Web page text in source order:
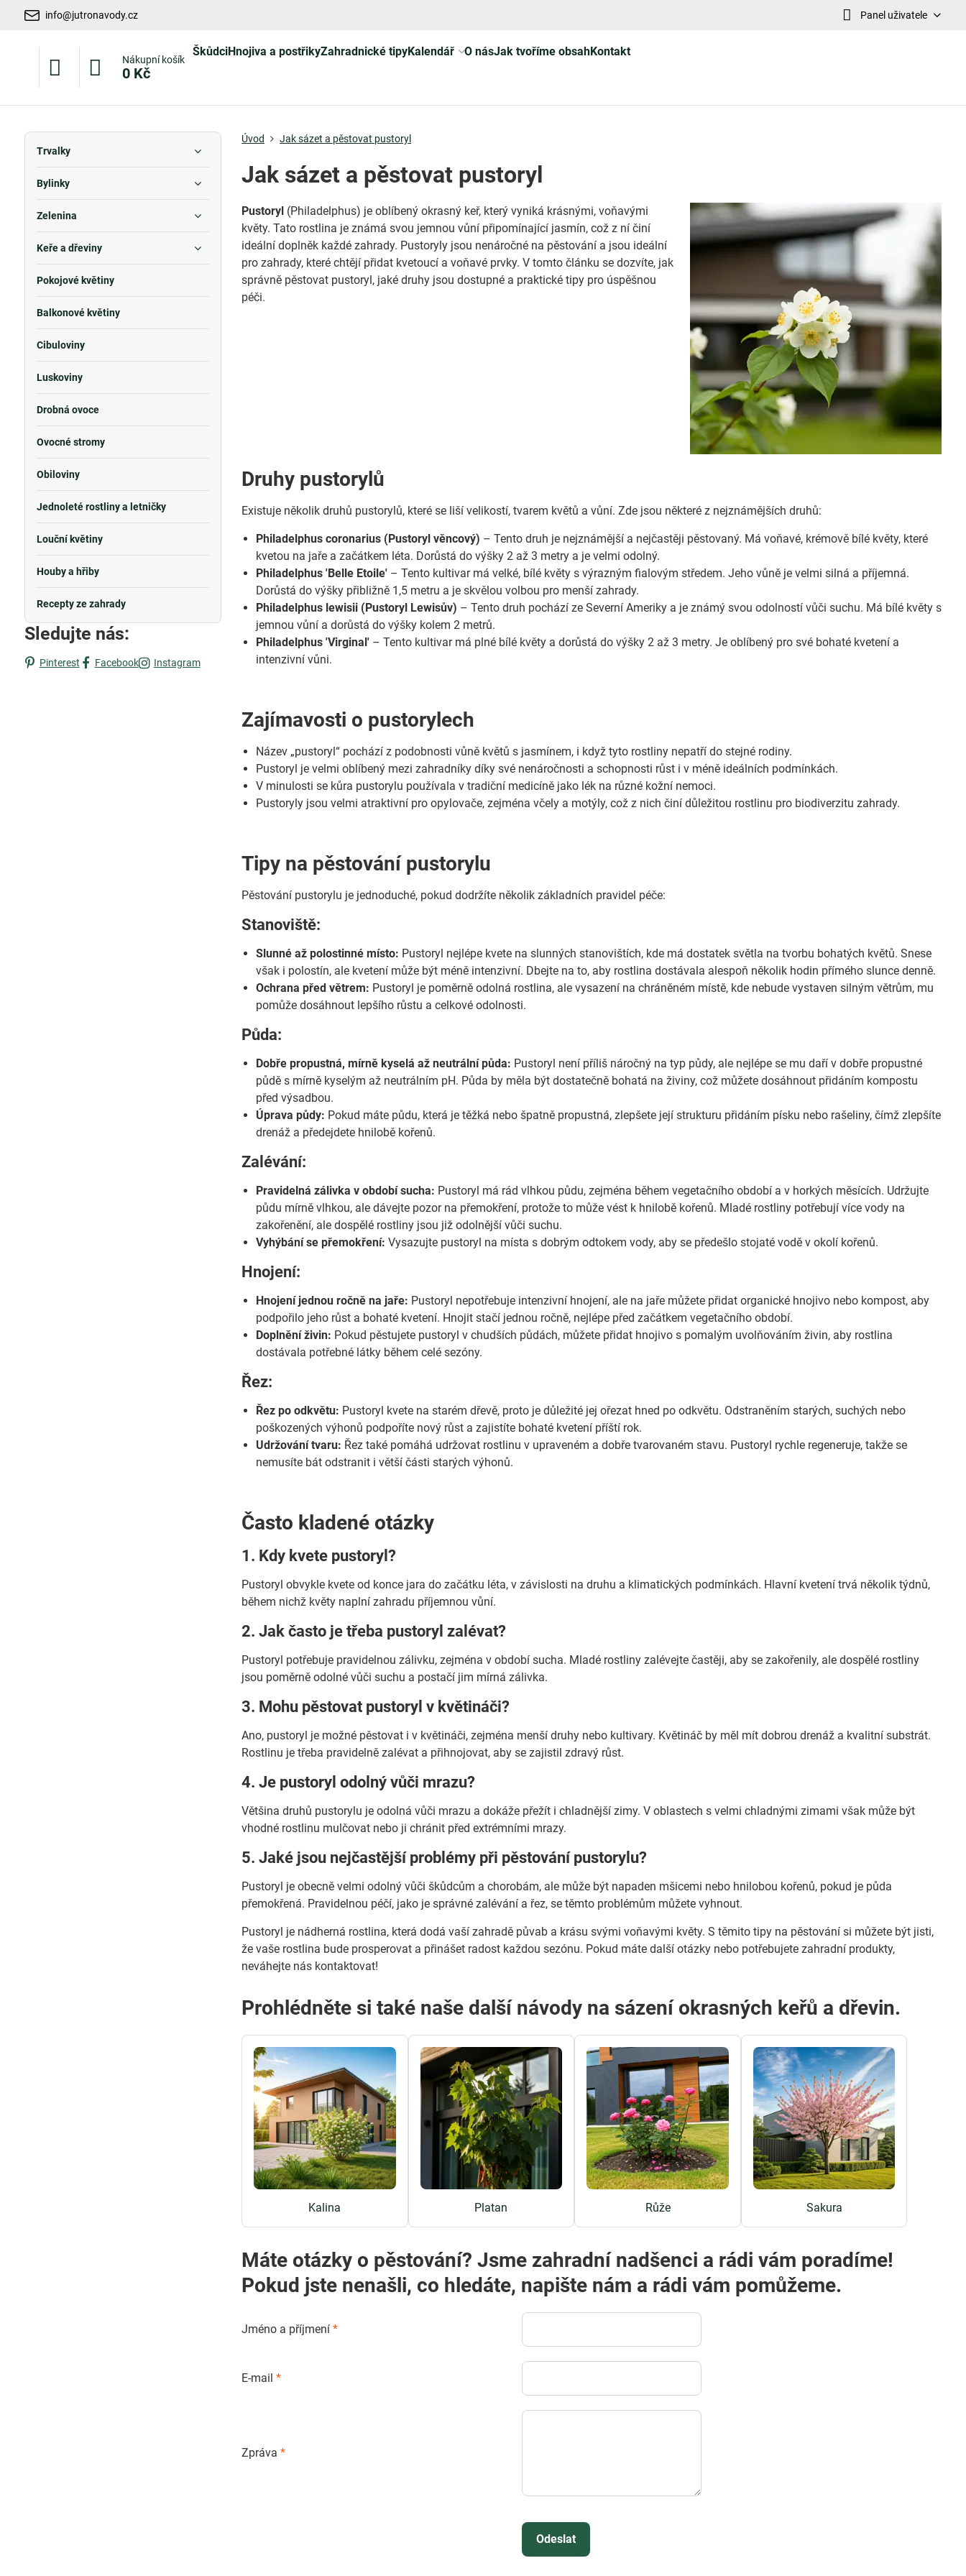
info@jutronavody.cz Panel uživatele
Nákupní košík
0 Kč
ŠkůdciHnojiva a postřikyZahradnické tipyKalendář O násJak tvoříme obsahKontakt
Úvod Jak sázet a pěstovat pustoryl
Jak sázet a pěstovat pustoryl
Pustoryl (Philadelphus) je oblíbený okrasný keř, který vyniká krásnými, voňavými
květy. Tato rostlina je známá svou jemnou vůní připomínající jasmín, což z ní činí
ideální doplněk každé zahrady. Pustoryly jsou nenáročné na pěstování a jsou ideální
pro zahrady, které chtějí přidat kvetoucí a voňavé prvky. V tomto článku se dozvíte, jak
správně pěstovat pustoryl, jaké druhy jsou dostupné a praktické tipy pro úspěšnou
péči.
Druhy pustorylů
Existuje několik druhů pustorylů, které se liší velikostí, tvarem květů a vůní. Zde jsou některé z nejznámějších druhů:
Philadelphus coronarius (Pustoryl věncový) – Tento druh je nejznámější a nejčastěji pěstovaný. Má voňavé, krémově bílé květy, které
kvetou na jaře a začátkem léta. Dorůstá do výšky 2 až 3 metry a je velmi odolný.
Philadelphus 'Belle Etoile' – Tento kultivar má velké, bílé květy s výrazným fialovým středem. Jeho vůně je velmi silná a příjemná.
Dorůstá do výšky přibližně 1,5 metru a je skvělou volbou pro menší zahrady.
Philadelphus lewisii (Pustoryl Lewisův) – Tento druh pochází ze Severní Ameriky a je známý svou odolností vůči suchu. Má bílé květy s
jemnou vůní a dorůstá do výšky kolem 2 metrů.
Philadelphus 'Virginal' – Tento kultivar má plné bílé květy a dorůstá do výšky 2 až 3 metry. Je oblíbený pro své bohaté kvetení a
intenzivní vůni.
Zajímavosti o pustorylech
Název „pustoryl“ pochází z podobnosti vůně květů s jasmínem, i když tyto rostliny nepatří do stejné rodiny.
Pustoryl je velmi oblíbený mezi zahradníky díky své nenáročnosti a schopnosti růst i v méně ideálních podmínkách.
V minulosti se kůra pustorylu používala v tradiční medicíně jako lék na různé kožní nemoci.
Pustoryly jsou velmi atraktivní pro opylovače, zejména včely a motýly, což z nich činí důležitou rostlinu pro biodiverzitu zahrady.
Tipy na pěstování pustorylu
Pěstování pustorylu je jednoduché, pokud dodržíte několik základních pravidel péče:
Stanoviště:
Slunné až polostinné místo: Pustoryl nejlépe kvete na slunných stanovištích, kde má dostatek světla na tvorbu bohatých květů. Snese
však i polostín, ale kvetení může být méně intenzivní. Dbejte na to, aby rostlina dostávala alespoň několik hodin přímého slunce denně.
Ochrana před větrem: Pustoryl je poměrně odolná rostlina, ale vysazení na chráněném místě, kde nebude vystaven silným větrům, mu
pomůže dosáhnout lepšího růstu a celkové odolnosti.
Půda:
Dobře propustná, mírně kyselá až neutrální půda: Pustoryl není příliš náročný na typ půdy, ale nejlépe se mu daří v dobře propustné
půdě s mírně kyselým až neutrálním pH. Půda by měla být dostatečně bohatá na živiny, což můžete dosáhnout přidáním kompostu
před výsadbou.
Úprava půdy: Pokud máte půdu, která je těžká nebo špatně propustná, zlepšete její strukturu přidáním písku nebo rašeliny, čímž zlepšíte
drenáž a předejdete hnilobě kořenů.
Zalévání:
Pravidelná zálivka v období sucha: Pustoryl má rád vlhkou půdu, zejména během vegetačního období a v horkých měsících. Udržujte
půdu mírně vlhkou, ale dávejte pozor na přemokření, protože to může vést k hnilobě kořenů. Mladé rostliny potřebují více vody na
zakořenění, ale dospělé rostliny jsou již odolnější vůči suchu.
Vyhýbání se přemokření: Vysazujte pustoryl na místa s dobrým odtokem vody, aby se předešlo stojaté vodě v okolí kořenů.
Hnojení:
Hnojení jednou ročně na jaře: Pustoryl nepotřebuje intenzivní hnojení, ale na jaře můžete přidat organické hnojivo nebo kompost, aby
podpořilo jeho růst a bohaté kvetení. Hnojit stačí jednou ročně, nejlépe před začátkem vegetačního období.
Doplnění živin: Pokud pěstujete pustoryl v chudších půdách, můžete přidat hnojivo s pomalým uvolňováním živin, aby rostlina
dostávala potřebné látky během celé sezóny.
Řez:
Řez po odkvětu: Pustoryl kvete na starém dřevě, proto je důležité jej ořezat hned po odkvětu. Odstraněním starých, suchých nebo
poškozených výhonů podpoříte nový růst a zajistíte bohaté kvetení příští rok.
Udržování tvaru: Řez také pomáhá udržovat rostlinu v upraveném a dobře tvarovaném stavu. Pustoryl rychle regeneruje, takže se
nemusíte bát odstranit i větší části starých výhonů.
Často kladené otázky
1. Kdy kvete pustoryl?
Pustoryl obvykle kvete od konce jara do začátku léta, v závislosti na druhu a klimatických podmínkách. Hlavní kvetení trvá několik týdnů,
během nichž květy naplní zahradu příjemnou vůní.
2. Jak často je třeba pustoryl zalévat?
Pustoryl potřebuje pravidelnou zálivku, zejména v období sucha. Mladé rostliny zalévejte častěji, aby se zakořenily, ale dospělé rostliny
jsou poměrně odolné vůči suchu a postačí jim mírná zálivka.
3. Mohu pěstovat pustoryl v květináči?
Ano, pustoryl je možné pěstovat i v květináči, zejména menší druhy nebo kultivary. Květináč by měl mít dobrou drenáž a kvalitní substrát.
Rostlinu je třeba pravidelně zalévat a přihnojovat, aby se zajistil zdravý růst.
4. Je pustoryl odolný vůči mrazu?
Většina druhů pustorylu je odolná vůči mrazu a dokáže přežít i chladnější zimy. V oblastech s velmi chladnými zimami však může být
vhodné rostlinu mulčovat nebo ji chránit před extrémními mrazy.
5. Jaké jsou nejčastější problémy při pěstování pustorylu?
Pustoryl je obecně velmi odolný vůči škůdcům a chorobám, ale může být napaden mšicemi nebo hnilobou kořenů, pokud je půda
přemokřená. Pravidelnou péčí, jako je správné zalévání a řez, se těmto problémům můžete vyhnout.
Pustoryl je nádherná rostlina, která dodá vaší zahradě půvab a krásu svými voňavými květy. S těmito tipy na pěstování si můžete být jisti,
že vaše rostlina bude prosperovat a přinášet radost každou sezónu. Pokud máte další otázky nebo potřebujete zahradní produkty,
neváhejte nás kontaktovat!
Prohlédněte si také naše další návody na sázení okrasných keřů a dřevin.
Kalina Platan Růže Sakura
Máte otázky o pěstování? Jsme zahradní nadšenci a rádi vám poradíme!
Pokud jste nenašli, co hledáte, napište nám a rádi vám pomůžeme.
Jméno a příjmení*
E-mail*
Zpráva*
Odeslat
Trvalky
Bylinky
Zelenina
Keře a dřeviny
Pokojové květiny
Balkonové květiny
Cibuloviny
Luskoviny
Drobná ovoce
Ovocné stromy
Obiloviny
Jednoleté rostliny a letničky
Louční květiny
Houby a hřiby
Recepty ze zahrady
Sledujte nás:
Pinterest Facebook Instagram